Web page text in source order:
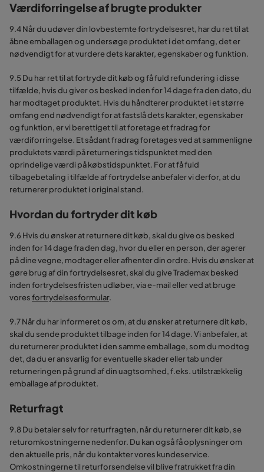
Værdiforringelse af brugte produkter
9.4 Når du udøver din lovbestemte fortrydelsesret, har du ret til at
åbne emballagen og undersøge produktet i det omfang, det er
nødvendigt for at vurdere dets karakter, egenskaber og funktion.
9.5 Du har ret til at fortryde dit køb og få fuld refundering i disse
tilfælde, hvis du giver os besked inden for 14 dage fra den dato, du
har modtaget produktet. Hvis du håndterer produktet i et større
omfang end nødvendigt for at fastslå dets karakter, egenskaber
og funktion, er vi berettiget til at foretage et fradrag for
værdiforringelse. Et sådant fradrag foretages ved at sammenligne
produktets værdi på returnerings tidspunktet med den
oprindelige værdi på købstidspunktet. For at få fuld
tilbagebetaling i tilfælde af fortrydelse anbefaler vi derfor, at du
returnerer produktet i original stand.
Hvordan du fortryder dit køb
9.6 Hvis du ønsker at returnere dit køb, skal du give os besked
inden for 14 dage fra den dag, hvor du eller en person, der agerer
på dine vegne, modtager eller afhenter din ordre. Hvis du ønsker at
gøre brug af din fortrydelsesret, skal du give Trademax besked
inden fortrydelsesfristen udløber, via e-mail eller ved at bruge
voresfortrydelsesformular.
9.7 Når du har informeret os om, at du ønsker at returnere dit køb,
skal du sende produktet tilbage inden for 14 dage. Vi anbefaler, at
du returnerer produktet i den samme emballage, som du modtog
det, da du er ansvarlig for eventuelle skader eller tab under
returneringen på grund af din uagtsomhed, f.eks. utilstrækkelig
emballage af produktet.
Returfragt
9.8 Du betaler selv for returfragten, når du returnerer dit køb, se
returomkostningerne nedenfor. Du kan også få oplysninger om
den aktuelle pris, når du kontakter vores kundeservice.
Omkostningerne til returforsendelse vil blive fratrukket fra din